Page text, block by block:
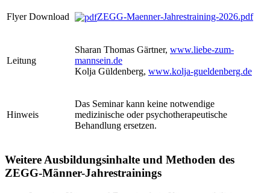
Flyer Download ZEGG-Maenner-Jahrestraining-2026.pdf
Leitung
Sharan Thomas Gärtner, www.liebe-zum-
mannsein.de
Kolja Güldenberg, www.kolja-gueldenberg.de
Hinweis
Das Seminar kann keine notwendige
medizinische oder psychotherapeutische
Behandlung ersetzen.
Weitere Ausbildungsinhalte und Methoden des
ZEGG-Männer-Jahrestrainings